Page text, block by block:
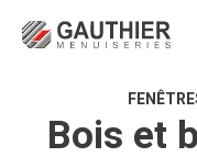
Bois et